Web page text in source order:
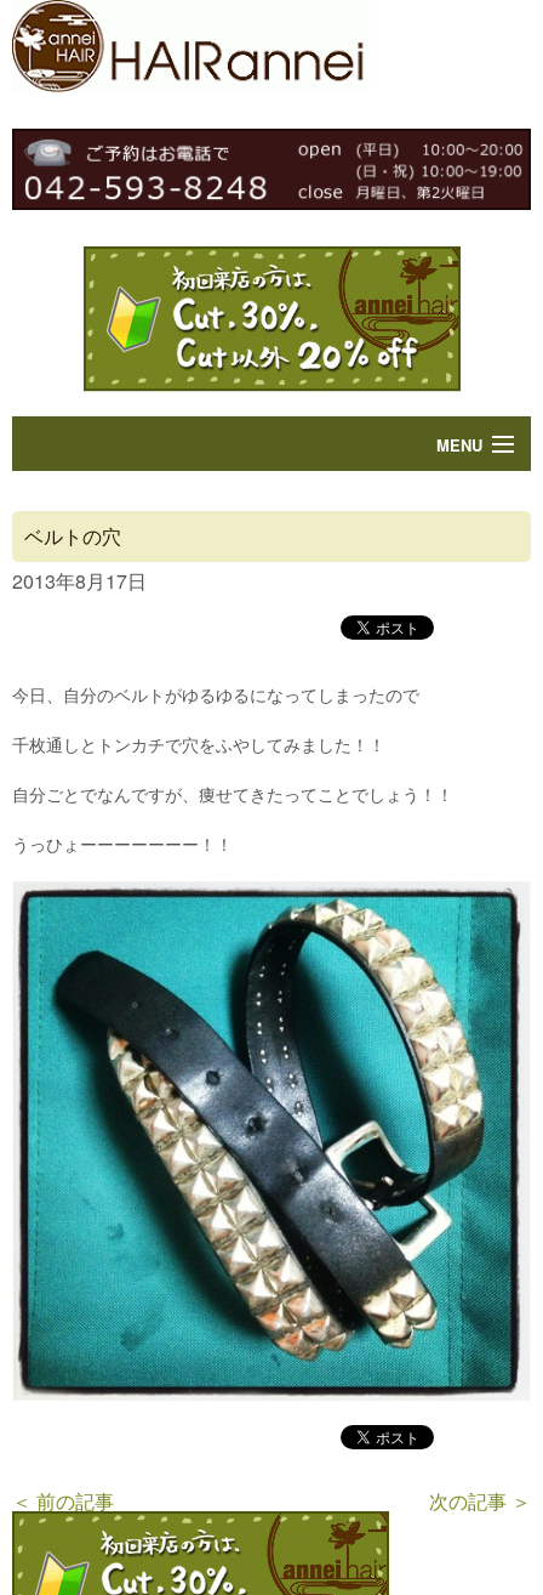
MENU
Concept
Blog
Contact
ベルトの穴
2013年8月17日
今日、自分のベルトがゆるゆるになってしまったので
千枚通しとトンカチで穴をふやしてみました！！
自分ごとでなんですが、痩せてきたってことでしょう！！
うっひょーーーーーーー！！
＜ 前の記事 次の記事 ＞